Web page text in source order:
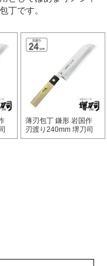
丁です。
薄刃包丁 鎌形 岩国作
刃渡り240mm 堺刀司